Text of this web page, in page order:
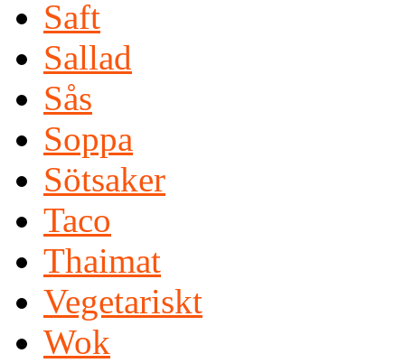
Saft
Sallad
Sås
Soppa
Sötsaker
Taco
Thaimat
Vegetariskt
Wok